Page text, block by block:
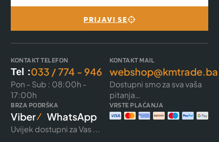
PRIJAVI SE
KONTAKT TELEFON
Tel :033 / 774 - 946
Pon - Sub : 08:00h -
17:00h
KONTAKT MAIL
webshop@kmtrade.ba
Dostupni smo za sva vaša
pitanja…
BRZA PODRŠKA
Viber WhatsApp
Uvijek dostupni za Vas ...
VRSTE PLAĆANJA